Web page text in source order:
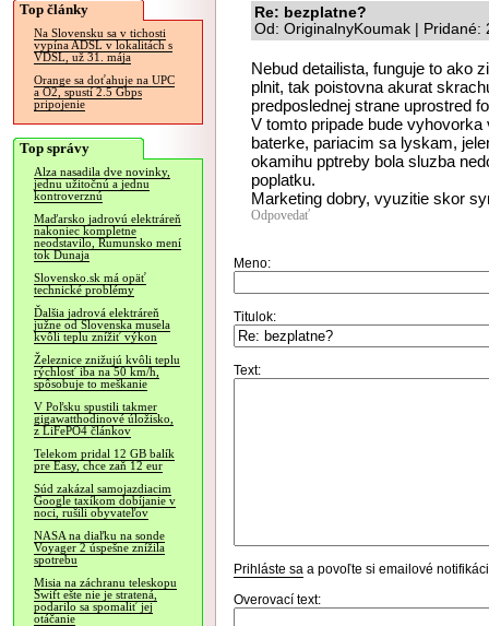
Top články
Na Slovensku sa v tichosti
vypína ADSL v lokalitách s
VDSL, už 31. mája
Orange sa doťahuje na UPC
a O2, spustí 2.5 Gbps
pripojenie
Top správy
Alza nasadila dve novinky,
jednu užitočnú a jednu
kontroverznú
Maďarsko jadrovú elektráreň
nakoniec kompletne
neodstavilo, Rumunsko mení
tok Dunaja
Slovensko.sk má opäť
technické problémy
Ďalšia jadrová elektráreň
južne od Slovenska musela
kvôli teplu znížiť výkon
Železnice znižujú kvôli teplu
rýchlosť iba na 50 km/h,
spôsobuje to meškanie
V Poľsku spustili takmer
gigawatthodinové úložisko,
z LiFePO4 článkov
Telekom pridal 12 GB balík
pre Easy, chce zaň 12 eur
Súd zakázal samojazdiacim
Google taxíkom dobíjanie v
noci, rušili obyvateľov
NASA na diaľku na sonde
Voyager 2 úspešne znížila
spotrebu
Misia na záchranu teleskopu
Swift ešte nie je stratená,
podarilo sa spomaliť jej
otáčanie
Re: bezplatne?
Od: OriginalnyKoumak | Pridané:
Nebud detailista, funguje to ako
plnit, tak poistovna akurat
predposlednej strane uprostred
V tomto pripade bude
baterke, pariacim sa lyskam,
okamihu pptreby bola sluzba
poplatku.
Marketing dobry, vyuzitie skor
Odpovedať
Meno:
Titulok:
Text:
Prihláste sa a povoľte si emailové
Overovací text: